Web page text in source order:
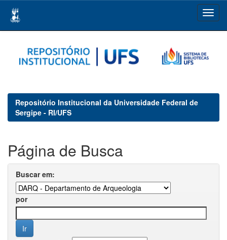
navigation
Repositório Institucional da Universidade Federal de
Sergipe - RI/UFS
Página de Busca
Buscar em:
por